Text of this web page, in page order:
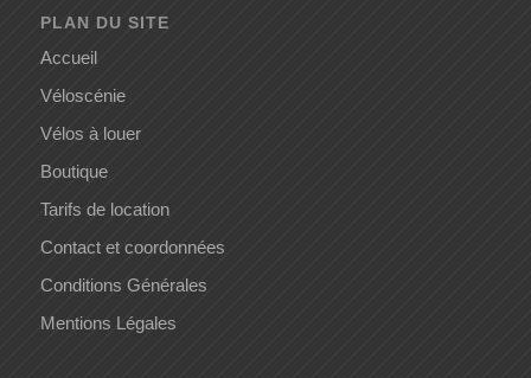
PLAN DU SITE
Accueil
Véloscénie
Vélos à louer
Boutique
Tarifs de location
Contact et coordonnées
Conditions Générales
Mentions Légales